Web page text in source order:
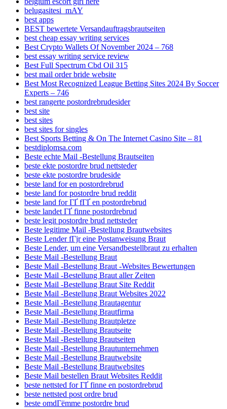
belugasitesi_mAY
best apps
BEST bewertete Versandauftragsbrautseiten
best cheap essay writing services
Best Crypto Wallets Of November 2024 – 768
best essay writing service review
Best Full Spectrum Cbd Oil 315
best mail order bride website
Best Most Recognized League Betting Sites 2024 By Soccer
Experts – 746
best rangerte postordrebrudesider
best site
best sites
best sites for singles
Best Sports Betting & On The Internet Casino Site – 81
bestdiplomsa.com
Beste echte Mail -Bestellung Brautseiten
beste ekte postordre brud nettsteder
beste ekte postordre brudeside
beste land for en postordrebrud
beste land for postordre brud reddit
beste land for ГҐ fГҐ en postordrebrud
beste landet ГҐ finne postordrebrud
beste legit postordre brud nettsteder
Beste legitime Mail -Bestellung Brautwebsites
Beste Lender fГјr eine Postanweisung Braut
Beste Lender, um eine Versandbestellbraut zu erhalten
Beste Mail -Bestellung Braut
Beste Mail -Bestellung Braut -Websites Bewertungen
Beste Mail -Bestellung Braut aller Zeiten
Beste Mail -Bestellung Braut Site Reddit
Beste Mail -Bestellung Braut Websites 2022
Beste Mail -Bestellung Brautagentur
Beste Mail -Bestellung Brautfirma
Beste Mail -Bestellung Brautpletze
Beste Mail -Bestellung Brautseite
Beste Mail -Bestellung Brautseiten
Beste Mail -Bestellung Brautunternehmen
Beste Mail -Bestellung Brautwebsite
Beste Mail -Bestellung Brautwebsites
Beste Mail bestellen Braut Websites Reddit
beste nettsted for ГҐ finne en postordrebrud
beste nettsted post ordre brud
beste omdГёmme postordre brud